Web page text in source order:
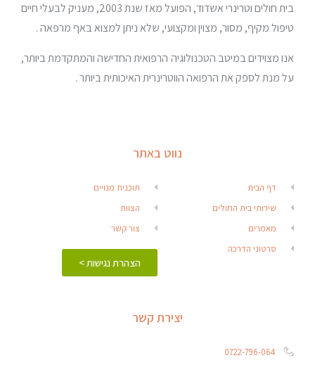
בית חולים וטרינרי אשדוד, הפועל מאז שנת 2003, מעניק לבעלי חיים
טיפול מקיף, מסור, מצוין ומקצועי, שלא ניתן למצוא באף מרפאה .
אנו מצוידים במיטב הטכנולוגיה הרפואית החדישה והמתקדמת ביותר,
על מנת לספק את הרפואה הווטרינרית האיכותית ביותר .
נווט באתר
דף הבית
שירותי בית החולים
מאמרים
סרטוני הדרכה
תוכנית מנויים
הצוות
צור קשר
הצהרת נגישות >
יצירת קשר
0722-796-064